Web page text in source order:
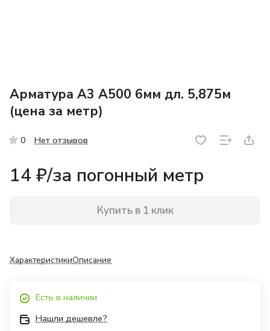
Арматура А3 А500 6мм дл. 5,875м
(цена за метр)
0 Нет отзывов
14 ₽/за погонный метр
Купить в 1 клик
ХарактеристикиОписание
Есть в наличии
Нашли дешевле?